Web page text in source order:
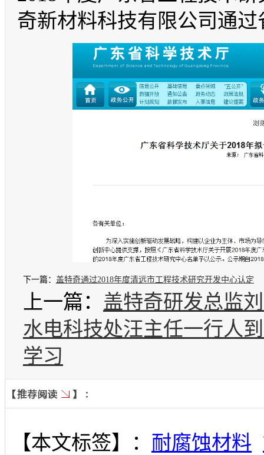
奇新材料科技有限公司通
下一篇： 盖特奇通过2018年度清远市工程技术研究开发中心认定
上一篇： 盖特奇研发总监
水电科技处汪主任一行人
学习
【本文标签】： 耐腐蚀材料